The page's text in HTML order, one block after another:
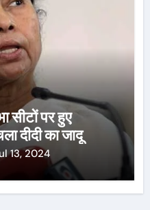
सीटों पर हुए
दीदी का जादू
13, 2024